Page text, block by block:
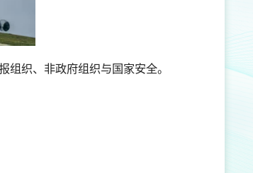
织、非政府组织与国家安全。